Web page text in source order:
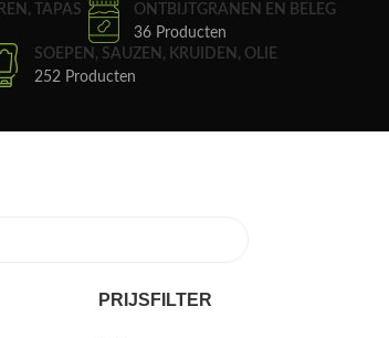
TAPAS
ONTBIJTGRANEN EN BELEG
36 Producten
SOEPEN, SAUZEN, KRUIDEN, OLIE
252 Producten
PRIJSFILTER